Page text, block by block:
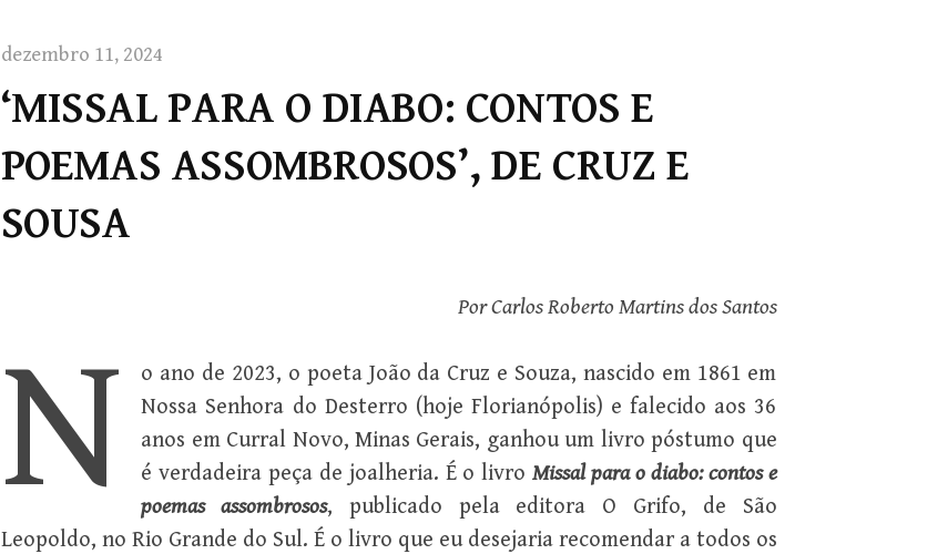
dezembro 11, 2024
‘MISSAL PARA O DIABO: CONTOS E
POEMAS ASSOMBROSOS’, DE CRUZ E
SOUSA
Por Carlos Roberto Martins dos Santos
N
o ano de 2023, o poeta João da Cruz e Souza, nascido em 1861 em
Nossa Senhora do Desterro (hoje Florianópolis) e falecido aos 36
anos em Curral Novo, Minas Gerais, ganhou um livro póstumo que
é verdadeira peça de joalheria. É o livroMissal para o diabo: contos e
poemas assombrosos, publicado pela editora O Grifo, de São
Leopoldo, no Rio Grande do Sul. É o livro que eu desejaria recomendar a todos os